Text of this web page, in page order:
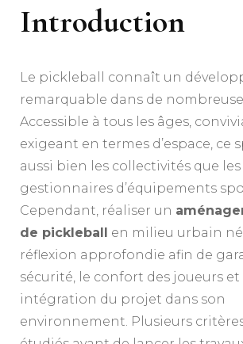
Introduction
Le pickleball connaît un
remarquable dans de
Accessible à tous les âges,
exigeant en termes d’espace, ce
aussi bien les collectivités que les
gestionnaires d’équipements
Cependant, réaliser un
de pickleball en milieu urbain
réflexion approfondie afin de
sécurité, le confort des joueurs
intégration du projet dans son
environnement. Plusieurs